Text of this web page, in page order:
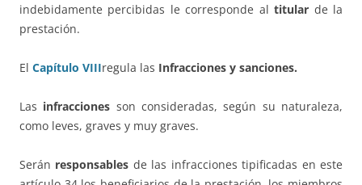
indebidamente percibidas le corresponde altitular de la
prestación.
El Capítulo VIIIregula las Infracciones y sanciones.
Las infracciones son consideradas, según su naturaleza,
como leves, graves y muy graves.
Serán responsables de las infracciones tipificadas en este